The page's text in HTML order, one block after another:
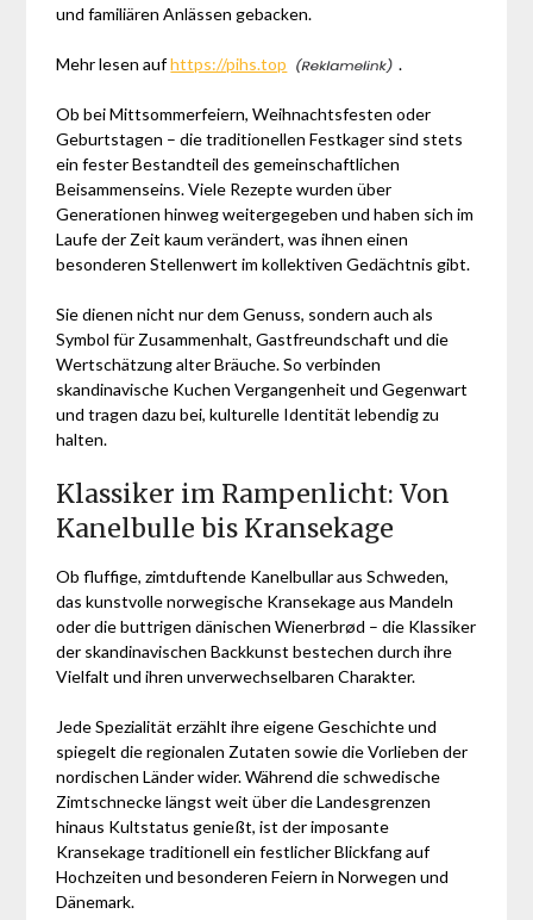
und familiären Anlässen gebacken.
Mehr lesen aufhttps://pihs.top .
Ob bei Mittsommerfeiern, Weihnachtsfesten oder
Geburtstagen – die traditionellen Festkager sind stets
ein fester Bestandteil des gemeinschaftlichen
Beisammenseins. Viele Rezepte wurden über
Generationen hinweg weitergegeben und haben sich im
Laufe der Zeit kaum verändert, was ihnen einen
besonderen Stellenwert im kollektiven Gedächtnis gibt.
Sie dienen nicht nur dem Genuss, sondern auch als
Symbol für Zusammenhalt, Gastfreundschaft und die
Wertschätzung alter Bräuche. So verbinden
skandinavische Kuchen Vergangenheit und Gegenwart
und tragen dazu bei, kulturelle Identität lebendig zu
halten.
Klassiker im Rampenlicht: Von
Kanelbulle bis Kransekage
Ob fluffige, zimtduftende Kanelbullar aus Schweden,
das kunstvolle norwegische Kransekage aus Mandeln
oder die buttrigen dänischen Wienerbrød – die Klassiker
der skandinavischen Backkunst bestechen durch ihre
Vielfalt und ihren unverwechselbaren Charakter.
Jede Spezialität erzählt ihre eigene Geschichte und
spiegelt die regionalen Zutaten sowie die Vorlieben der
nordischen Länder wider. Während die schwedische
Zimtschnecke längst weit über die Landesgrenzen
hinaus Kultstatus genießt, ist der imposante
Kransekage traditionell ein festlicher Blickfang auf
Hochzeiten und besonderen Feiern in Norwegen und
Dänemark.